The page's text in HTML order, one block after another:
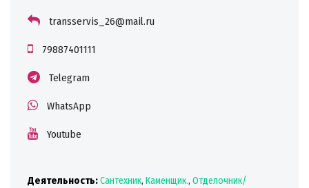
transservis_26@mail.ru
79887401111
Telegram
WhatsApp
Youtube
Деятельность:Сантехник, Каменщик., Отделочник/